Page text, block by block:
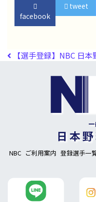
facebook
tweet
投稿ナビ
【選手登録】NBC 日
NBC ご利用案内 登録選手一